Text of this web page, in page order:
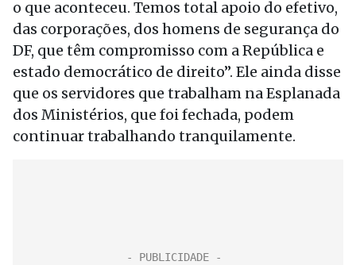
o que aconteceu. Temos total apoio do efetivo,
das corporações, dos homens de segurança do
DF, que têm compromisso com a República e
estado democrático de direito”. Ele ainda disse
que os servidores que trabalham na Esplanada
dos Ministérios, que foi fechada, podem
continuar trabalhando tranquilamente.